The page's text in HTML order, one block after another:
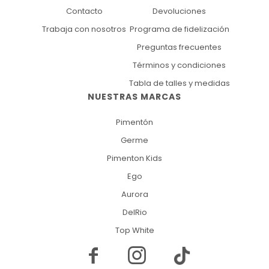
NUESTRAS MARCAS
Pimentón
Germe
Pimenton Kids
Ego
Aurora
DelRio
Top White
Devoluciones
Programa de fidelización
Preguntas frecuentes
Términos y condiciones
Tabla de talles y medidas
Contacto
Trabaja con nosotros
 